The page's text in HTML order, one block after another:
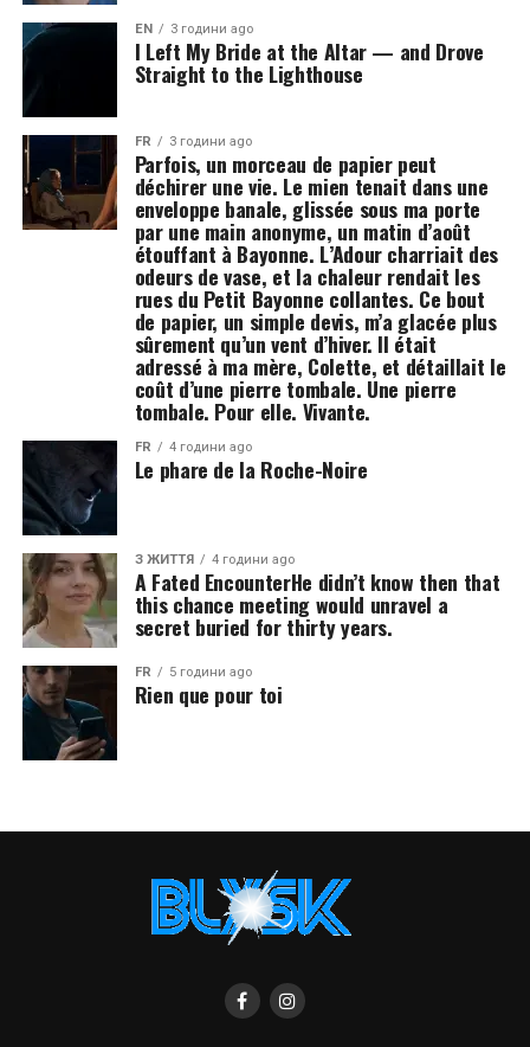
EN 3 години ago
I Left My Bride at the Altar — and Drove
Straight to the Lighthouse
FR 3 години ago
Parfois, un morceau de papier peut
déchirer une vie. Le mien tenait dans une
enveloppe banale, glissée sous ma porte
par une main anonyme, un matin d’août
étouffant à Bayonne. L’Adour charriait des
odeurs de vase, et la chaleur rendait les
rues du Petit Bayonne collantes. Ce bout
de papier, un simple devis, m’a glacée plus
sûrement qu’un vent d’hiver. Il était
adressé à ma mère, Colette, et détaillait le
coût d’une pierre tombale. Une pierre
tombale. Pour elle. Vivante.
FR 4 години ago
Le phare de la Roche-Noire
З ЖИТТЯ 4 години ago
A Fated EncounterHe didn’t know then that
this chance meeting would unravel a
secret buried for thirty years.
FR 5 години ago
Rien que pour toi